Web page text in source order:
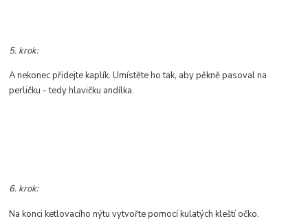
5. krok:
A nekonec přidejte kaplík. Umístěte ho tak, aby pěkně pasoval na
perličku - tedy hlavičku andílka.
6. krok:
Na konci ketlovacího nýtu vytvořte pomocí kulatých kleští očko.